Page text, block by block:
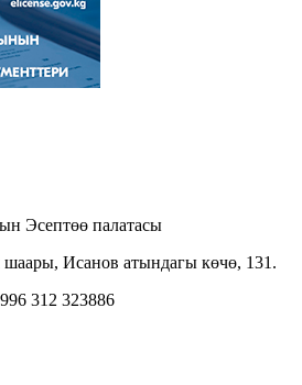
Эсептөө палатасы
Исанов атындагы көчө, 131.
312 323886